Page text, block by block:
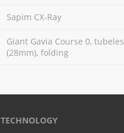
Sapim CX-Ray
Giant Gavia Course 0,
(28mm), folding
TECHNOLOGY